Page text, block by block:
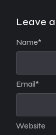
Leave
Name*
Email*
Website